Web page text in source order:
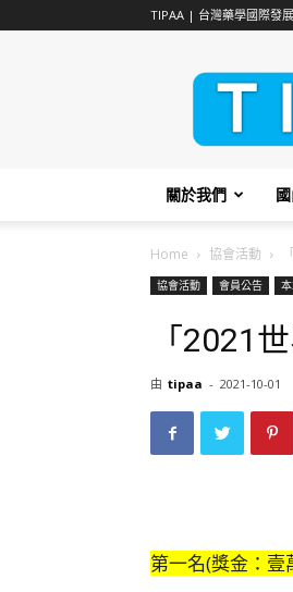
TIPAA | 台灣藥學國際發
關於我們
Home 協會活動
協會活動 會員公告
「2021
由 tipaa - 2021-10-01
第一名(獎金：壹